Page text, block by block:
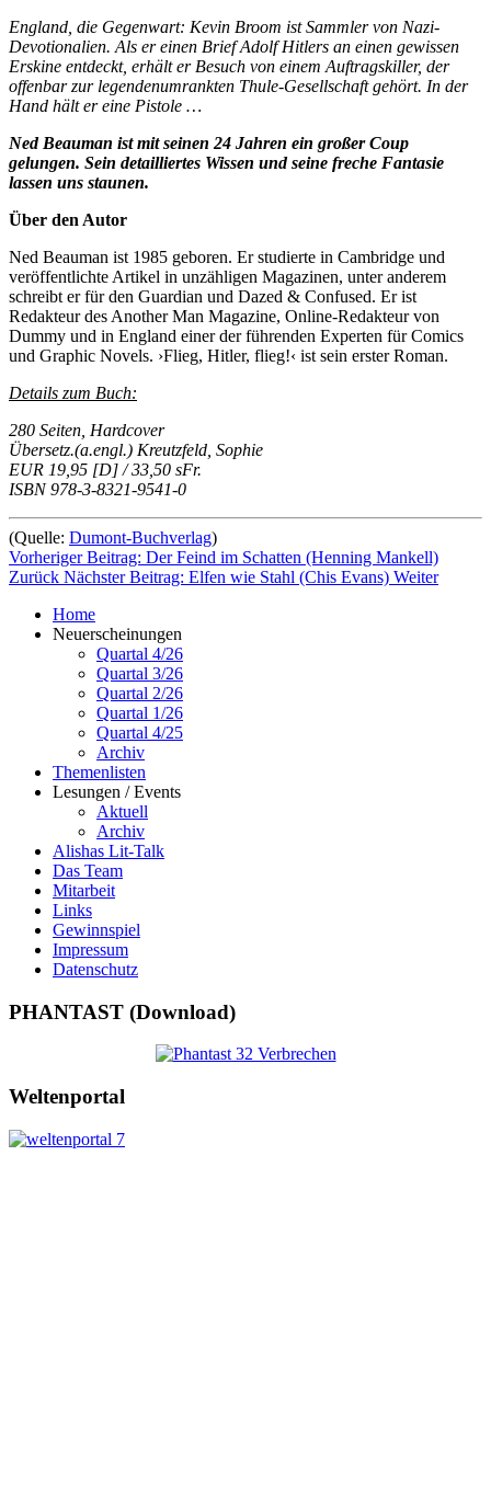
England, die Gegenwart: Kevin Broom ist Sammler von Nazi-
Devotionalien. Als er einen Brief Adolf Hitlers an einen gewissen
Erskine entdeckt, erhält er Besuch von einem Auftragskiller, der
offenbar zur legendenumrankten Thule-Gesellschaft gehört. In der
Hand hält er eine Pistole …
Ned Beauman ist mit seinen 24 Jahren ein großer Coup
gelungen. Sein detailliertes Wissen und seine freche Fantasie
lassen uns staunen.
Über den Autor
Ned Beauman ist 1985 geboren. Er studierte in Cambridge und
veröffentlichte Artikel in unzähligen Magazinen, unter anderem
schreibt er für den Guardian und Dazed & Confused. Er ist
Redakteur des Another Man Magazine, Online-Redakteur von
Dummy und in England einer der führenden Experten für Comics
und Graphic Novels. ›Flieg, Hitler, flieg!‹ ist sein erster Roman.
Details zum Buch:
280 Seiten, Hardcover
Übersetz.(a.engl.) Kreutzfeld, Sophie
EUR 19,95 [D] / 33,50 sFr.
ISBN 978-3-8321-9541-0
(Quelle: Dumont-Buchverlag)
Vorheriger Beitrag: Der Feind im Schatten (Henning Mankell)
Zurück Nächster Beitrag: Elfen wie Stahl (Chis Evans) Weiter
Home
Neuerscheinungen
Quartal 4/26
Quartal 3/26
Quartal 2/26
Quartal 1/26
Quartal 4/25
Archiv
Themenlisten
Lesungen / Events
Aktuell
Archiv
Alishas Lit-Talk
Das Team
Mitarbeit
Links
Gewinnspiel
Impressum
Datenschutz
PHANTAST (Download)
Weltenportal